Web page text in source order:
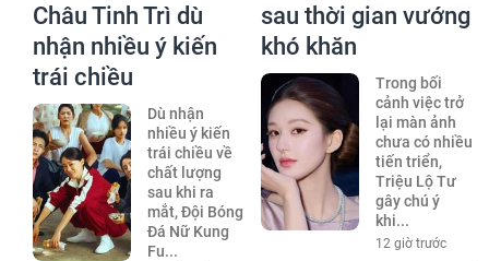
Châu Tinh Trì dù
nhận nhiều ý kiến
trái chiều
Dù nhận
nhiều ý kiến
trái chiều về
chất lượng
sau khi ra
mắt, Đội Bóng
Đá Nữ Kung
Fu...
sau thời gian vướng
khó khăn
Trong bối
cảnh việc trở
lại màn ảnh
chưa có nhiều
tiến triển,
Triệu Lộ Tư
gây chú ý
khi...
12 giờ trước